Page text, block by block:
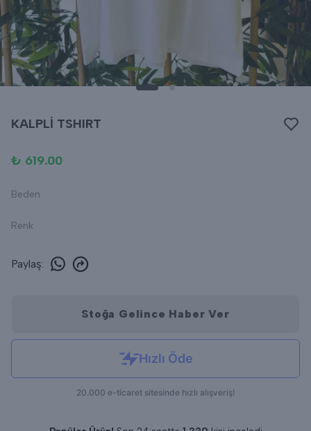
KALPLİ TSHIRT
₺ 619.00
Beden
Renk
Paylaş:
Stoğa Gelince Haber Ver